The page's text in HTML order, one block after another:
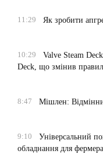
11:29
Як зробити
10:29
Valve Steam
Deck, що змінив
8:47
Мішлен:
9:10
Універсальний
обладнання для фермера